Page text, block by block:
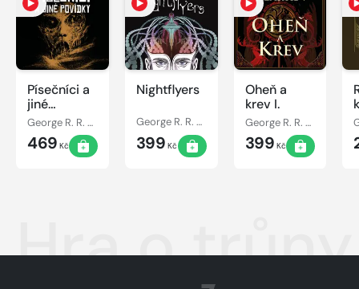
Písečníci a
jiné
povídky
George R. R. Martin
469 Kč
Nightflyers
George R. R. Martin
399 Kč
Oheň a
krev I.
George R. R. Martin
399 Kč
Hra o